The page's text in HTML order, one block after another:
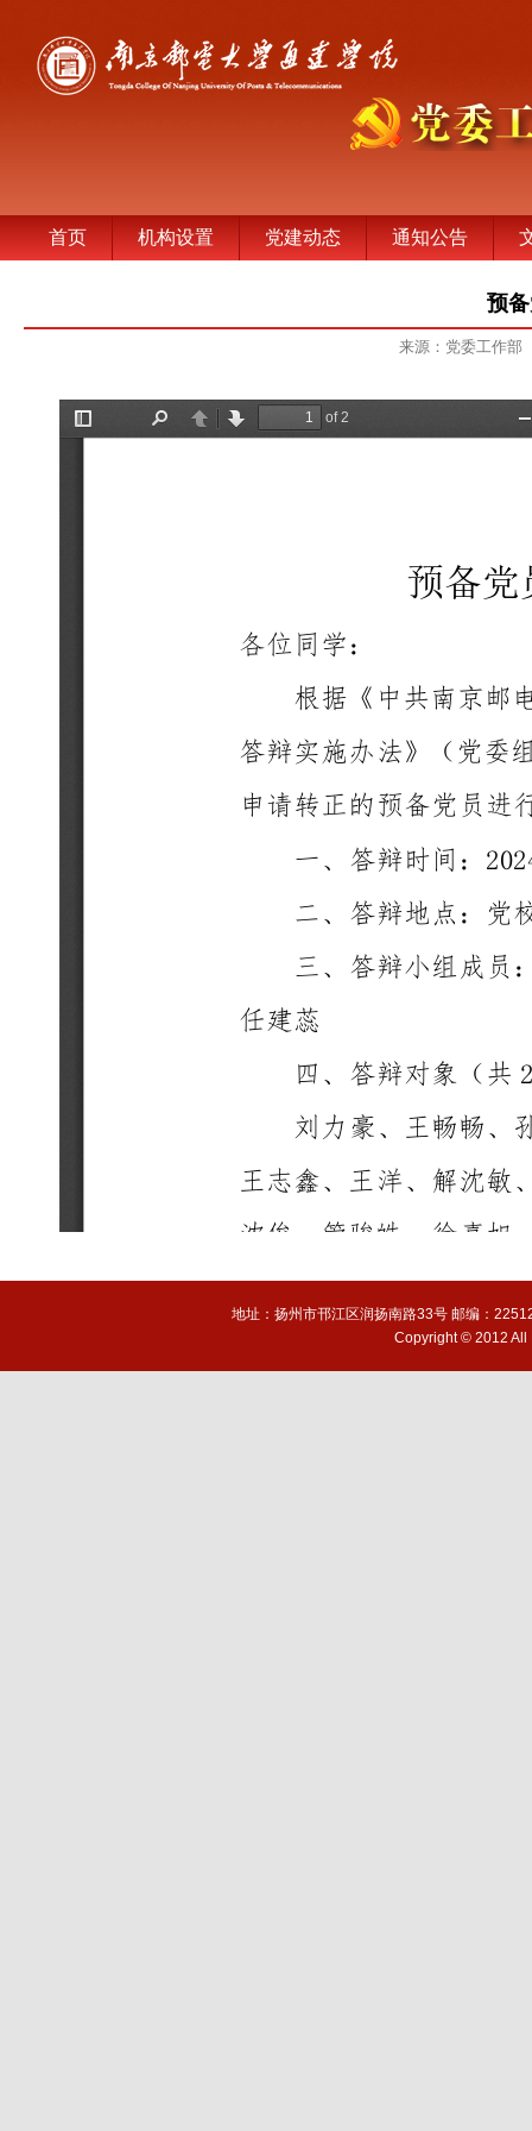
首页 机构设置 党建动态 通知公告
预
来源：党委工作部
地址：扬州市邗江区润扬南路33号 邮编：
Copyright © 2012